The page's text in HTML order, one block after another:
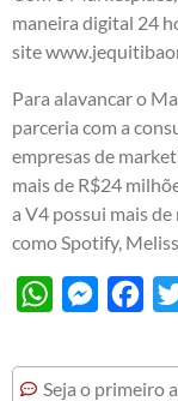
maneira digital 24
site
Para alavancar o
parceria com a
empresas de
mais de R$24
a V4 possui mais
como Spotify,
WhatsApp
Seja o primeiro